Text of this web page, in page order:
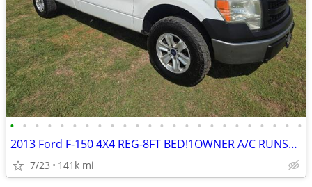
• • • • • • • • • • • • • • • • • • • • • • • •
2013 Ford F-150 4X4 REG-8FT BED!1OWNER A/C RUNS&DRIVES GREAT
7/23 141k mi